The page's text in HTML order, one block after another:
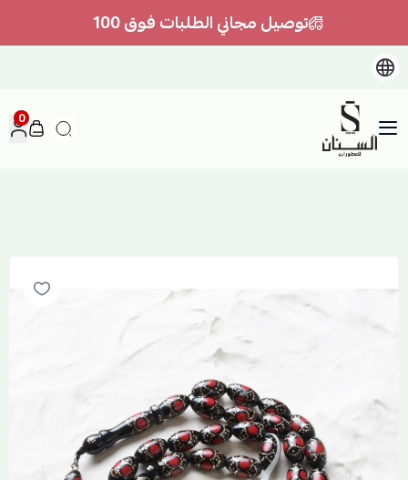
توصيل مجاني الطلبات فوق 100
السنان للعطور والعسل الطبيعي
0